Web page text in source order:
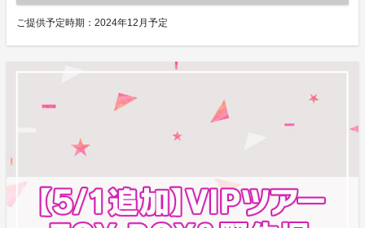
ご提供予定時期： 2024年12月予定